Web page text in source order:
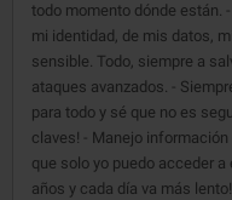
todo momento dónde están.
mi identidad, de mis datos,
sensible. Todo, siempre a
ataques avanzados. -
para todo y sé que no es
claves! - Manejo
que solo yo puedo acceder a
años y cada día va más